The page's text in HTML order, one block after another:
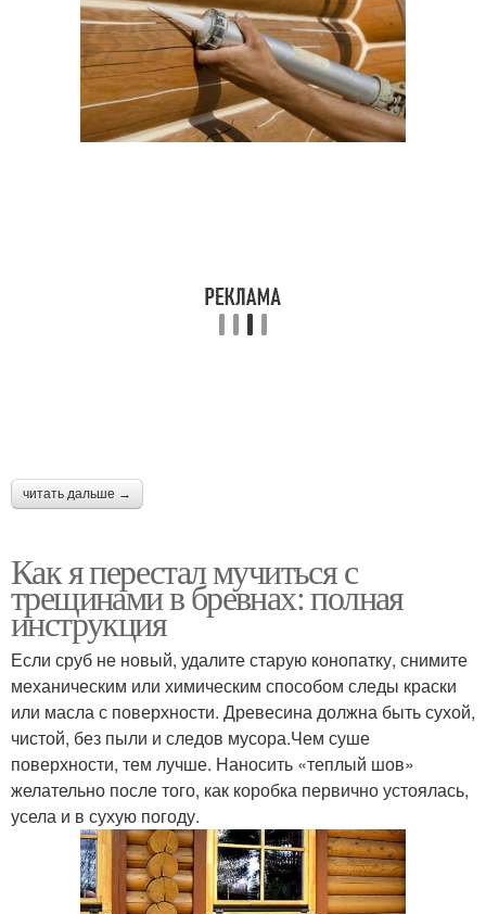
читать дальше →
Как я перестал мучиться с
трещинами в бревнах: полная
инструкция
Если сруб не новый, удалите старую конопатку, снимите
механическим или химическим способом следы краски
или масла с поверхности. Древесина должна быть сухой,
чистой, без пыли и следов мусора.Чем суше
поверхности, тем лучше. Наносить «теплый шов»
желательно после того, как коробка первично устоялась,
усела и в сухую погоду.